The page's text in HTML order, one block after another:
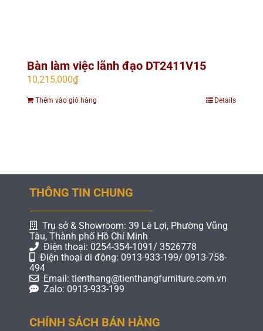
Bàn làm việc lãnh đạo DT2411V15
10,215,000₫
Thêm vào giỏ hàng Details
THÔNG TIN CHUNG
Trụ sở & Showroom: 39 Lê Lợi, Phường Vũng
Tàu, Thành phố Hồ Chí Minh
Điện thoại: 0254-354-1091/ 3526778
Điện thoại di động: 0913-933-199/ 0913-758-
494
Email: tienthang@tienthangfurniture.com.vn
Zalo: 0913-933-199
CHÍNH SÁCH BÁN HÀNG